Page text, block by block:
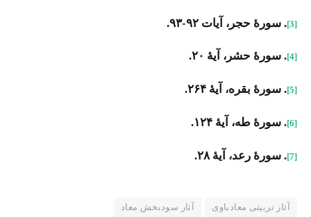
[3]. سورۀ حجر، آیات ۹۲-۹۳.
[4]. سورۀ حشر، آیۀ ۲۰.
[5]. سورۀ بقره، آیۀ ۲۶۴.
[6]. سورۀ طه، آیۀ ۱۲۴.
[7]. سورۀ رعد، آیۀ ۲۸.
آثار تربیتی معادباوی
آثار سودبخش معاد